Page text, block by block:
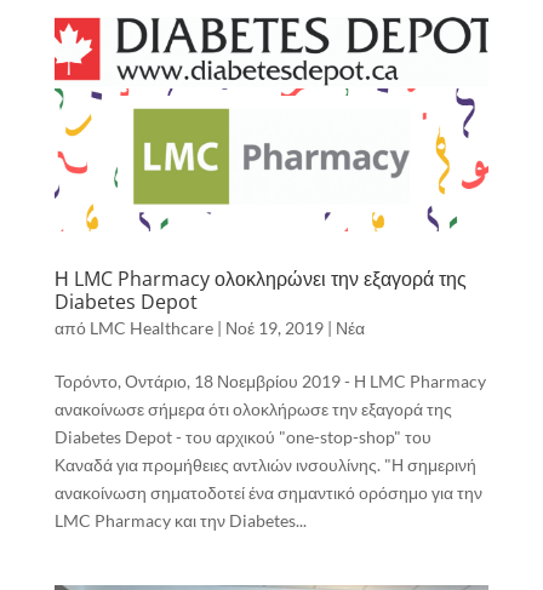
Η LMC Pharmacy ολοκληρώνει την εξαγορά της
Diabetes Depot
από LMC Healthcare| Νοέ 19, 2019| Νέα
Τορόντο, Οντάριο, 18 Νοεμβρίου 2019 - Η LMC Pharmacy
ανακοίνωσε σήμερα ότι ολοκλήρωσε την εξαγορά της
Diabetes Depot - του αρχικού "one-stop-shop" του
Καναδά για προμήθειες αντλιών ινσουλίνης. "Η σημερινή
ανακοίνωση σηματοδοτεί ένα σημαντικό ορόσημο για την
LMC Pharmacy και την Diabetes...